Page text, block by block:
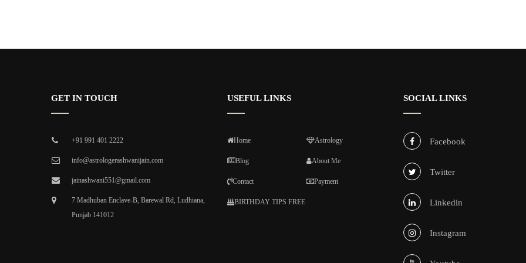
GET IN TOUCH
+91 991 401 2222
info@astrologerashwanijain.com
jainashwani551@gmail.com
7 Madhuban Enclave-B, Barewal Rd, Ludhiana,
Punjab 141012
USEFUL LINKS
Home Astrology
Blog About Me
Contact Payment
BIRTHDAY TIPS FREE
SOCIAL LINKS
Facebook
Twitter
Linkedin
Instagram